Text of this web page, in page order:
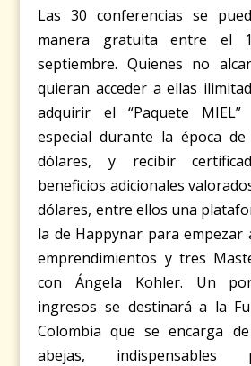
Las 30 conferencias se
manera gratuita entre
septiembre. Quienes no
quieran acceder a ellas
adquirir el “Paquete
especial durante la época de
dólares, y recibir
beneficios adicionales
dólares, entre ellos una
la de Happynar para empezar
emprendimientos y tres
con Ángela Kohler. Un
ingresos se destinará a la
Colombia que se encarga
abejas, indispensables